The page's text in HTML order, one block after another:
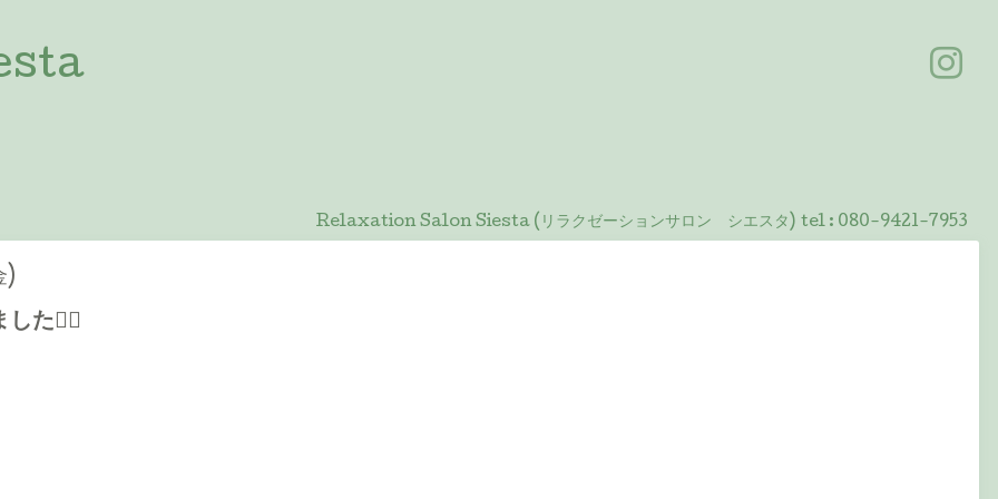
Relaxation Salon Siesta (リラクゼーションサロン シエスタ) tel : 080-9421-7953
)
た🙇‍♀️